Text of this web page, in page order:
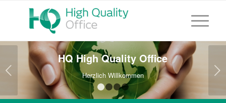
HQ High Quality Office
Herzlich Willkommen Weiter
1 2 3 4